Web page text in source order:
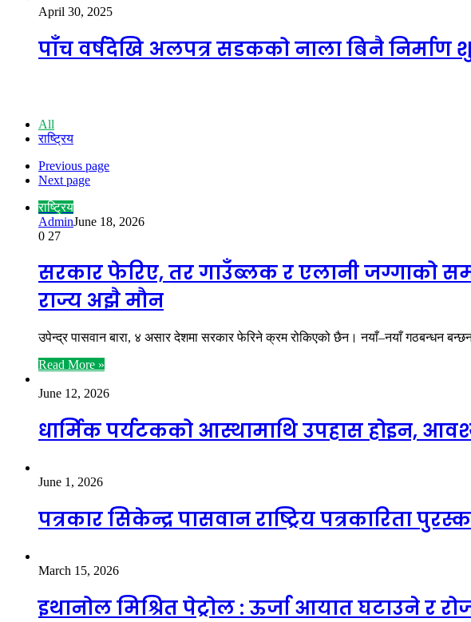
April 30, 2025
पाँच वर्षदेखि अलपत्र सडकको नाला बिनै निर्माण
All
राष्ट्रिय
Previous page
Next page
राष्ट्रिय
AdminJune 18, 2026
0 27
सरकार फेरिए, तर गाउँब्लक र एलानी जग्गाको
राज्य अझै मौन
उपेन्द्र पासवान बारा, ४ असार देशमा सरकार फेरिने क्रम रोकिएको छैन। नयाँ–नयाँ गठबन्धन
Read More »
June 12, 2026
धार्मिक पर्यटकको आस्थामाथि उपहास होइन,
June 1, 2026
पत्रकार सिकेन्द्र पासवान राष्ट्रिय पत्रकारिता
March 15, 2026
इथानोल मिश्रित पेट्रोल : ऊर्जा आयात घटाउने र